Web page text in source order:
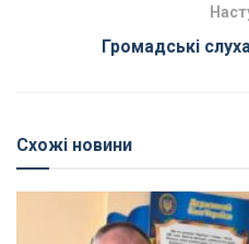
Громадські
Схожі новини